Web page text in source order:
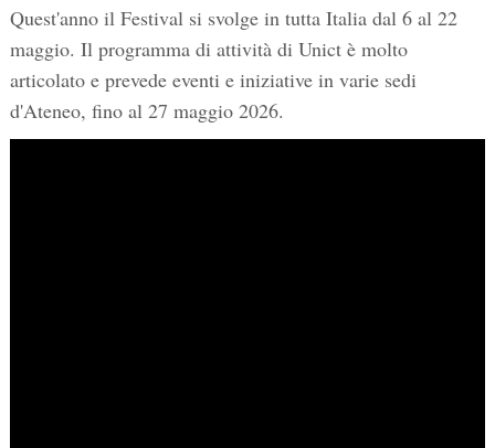
Quest'anno il Festival si svolge in tutta Italia dal 6 al 22
maggio. Il programma di attività di Unict è molto
articolato e prevede eventi e iniziative in varie sedi
d'Ateneo, fino al 27 maggio 2026.